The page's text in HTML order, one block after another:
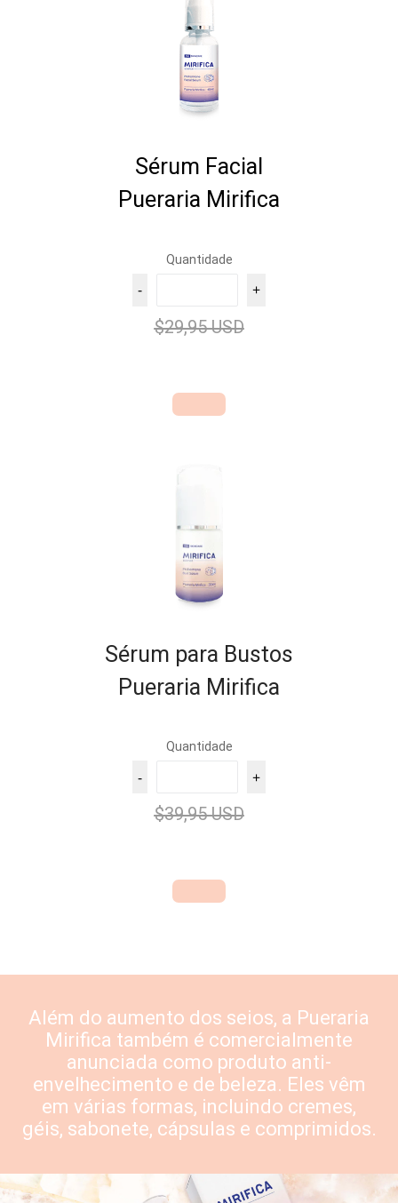
Sérum Facial
Pueraria Mirifica
Quantidade
- +
$29,95 USD
Sérum para Bustos
Pueraria Mirifica
Quantidade
- +
$39,95 USD
Além do aumento dos seios, a Pueraria
Mirifica também é comercialmente
anunciada como produto anti-
envelhecimento e de beleza. Eles vêm
em várias formas, incluindo cremes,
géis, sabonete, cápsulas e comprimidos.